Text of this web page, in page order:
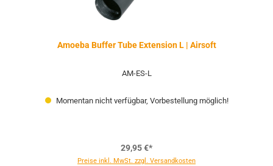
Amoeba Buffer Tube Extension L | Airsoft
AM-ES-L
Momentan nicht verfügbar, Vorbestellung möglich!
29,95 €*
Preise inkl. MwSt. zzgl. Versandkosten